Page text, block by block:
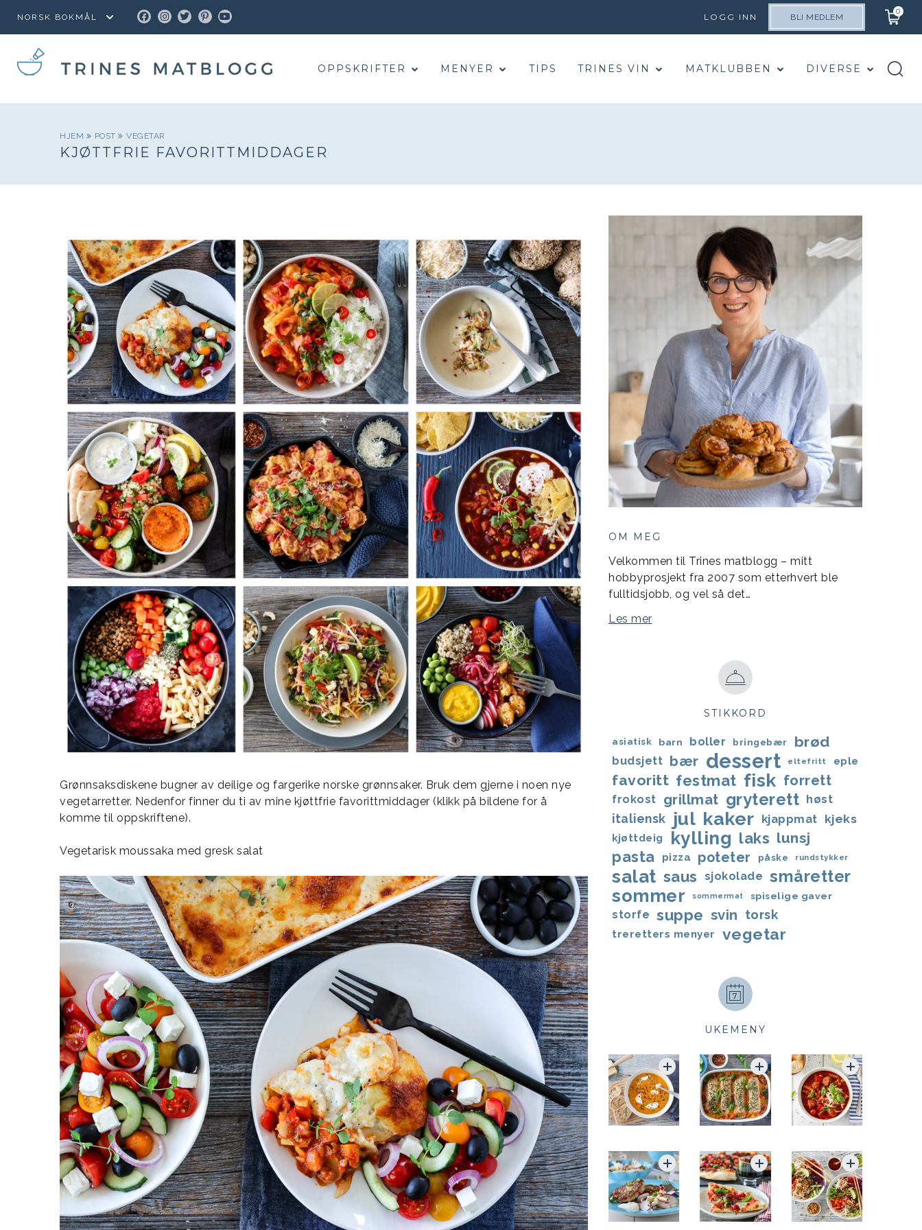
FACEBOOK
INSTAGRAM
TWITTER
PINTEREST
YOUTUBE LOGG INN BLI MEDLEM
0
OPPSKRIFTER MENYER TIPS TRINES VIN MATKLUBBEN DIVERSE
HJEM POST VEGETAR
KJØTTFRIE FAVORITTMIDDAGER
Grønnsaksdiskene bugner av deilige og fargerike norske grønnsaker. Bruk dem gjerne i noen nye
vegetarretter. Nedenfor finner du ti av mine kjøttfrie favorittmiddager (klikk på bildene for å
komme til oppskriftene).
Vegetarisk moussaka med gresk salat
OM MEG
Velkommen til Trines matblogg – mitt
hobbyprosjekt fra 2007 som etterhvert ble
fulltidsjobb, og vel så det…
Les mer
STIKKORD
asiatisk barn boller bringebær brød
budsjett bær dessert eltefritt eple
favoritt festmat fisk forrett
frokost grillmat gryterett høst
italiensk jul kaker kjappmat kjeks
kjøttdeig kylling laks lunsj
pasta
pizza poteter påske rundstykker
salat saus sjokolade småretter
sommer sommermat spiselige gaver
storfe suppe svin torsk
treretters menyer vegetar
UKEMENY